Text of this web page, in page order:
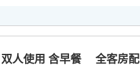
双人使用 含早餐 全客房配